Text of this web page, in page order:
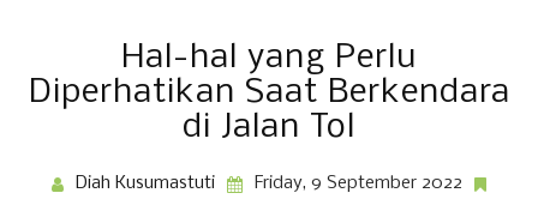
Hal-hal yang Perlu
Diperhatikan Saat Berkendara
di Jalan Tol
Diah Kusumastuti Friday, 9 September 2022